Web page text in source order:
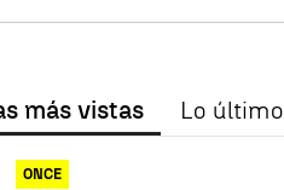
más vistas Lo último
ONCE